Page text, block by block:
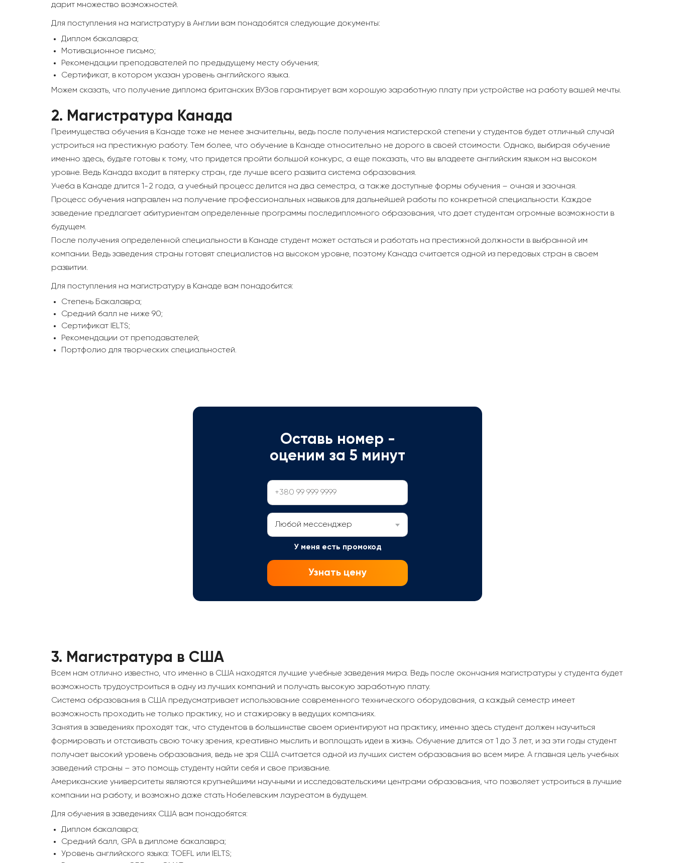
дарит множество возможностей.
Для поступления на магистратуру в Англии вам понадобятся следующие документы:
Диплом бакалавра;
Мотивационное письмо;
Рекомендации преподавателей по предыдущему месту обучения;
Сертификат, в котором указан уровень английского языка.
Можем сказать, что получение диплома британских ВУЗов гарантирует вам хорошую заработную плату при устройстве на работу вашей мечты.
2. Магистратура Канада
Преимущества обучения в Канаде тоже не менее значительны, ведь после получения магистерской степени у студентов будет отличный случай
устроиться на престижную работу. Тем более, что обучение в Канаде относительно не дорого в своей стоимости. Однако, выбирая обучение
именно здесь, будьте готовы к тому, что придется пройти большой конкурс, а еще показать, что вы владеете английским языком на высоком
уровне. Ведь Канада входит в пятерку стран, где лучше всего развита система образования.
Учеба в Канаде длится 1-2 года, а учебный процесс делится на два семестра, а также доступные формы обучения – очная и заочная.
Процесс обучения направлен на получение профессиональных навыков для дальнейшей работы по конкретной специальности. Каждое
заведение предлагает абитуриентам определенные программы последипломного образования, что дает студентам огромные возможности в
будущем.
После получения определенной специальности в Канаде студент может остаться и работать на престижной должности в выбранной им
компании. Ведь заведения страны готовят специалистов на высоком уровне, поэтому Канада считается одной из передовых стран в своем
развитии.
Для поступления на магистратуру в Канаде вам понадобится:
Степень Бакалавра;
Средний балл не ниже 90;
Сертификат IELTS;
Рекомендации от преподавателей;
Портфолио для творческих специальностей.
Оставь номер -
оценим за 5 минут
Любой мессенджер
У меня есть промокод
Узнать цену
3. Магистратура в США
Всем нам отлично известно, что именно в США находятся лучшие учебные заведения мира. Ведь после окончания магистратуры у студента будет
возможность трудоустроиться в одну из лучших компаний и получать высокую заработную плату.
Система образования в США предусматривает использование современного технического оборудования, а каждый семестр имеет
возможность проходить не только практику, но и стажировку в ведущих компаниях.
Занятия в заведениях проходят так, что студентов в большинстве своем ориентируют на практику, именно здесь студент должен научиться
формировать и отстаивать свою точку зрения, креативно мыслить и воплощать идеи в жизнь. Обучение длится от 1 до 3 лет, и за эти годы студент
получает высокий уровень образования, ведь не зря США считается одной из лучших систем образования во всем мире. А главная цель учебных
заведений страны – это помощь студенту найти себя и свое призвание.
Американские университеты являются крупнейшими научными и исследовательскими центрами образования, что позволяет устроиться в лучшие
компании на работу, и возможно даже стать Нобелевским лауреатом в будущем.
Для обучения в заведениях США вам понадобятся:
Диплом бакалавра;
Средний балл, GPA в дипломе бакалавра;
Уровень английского языка: TOEFL или IELTS;